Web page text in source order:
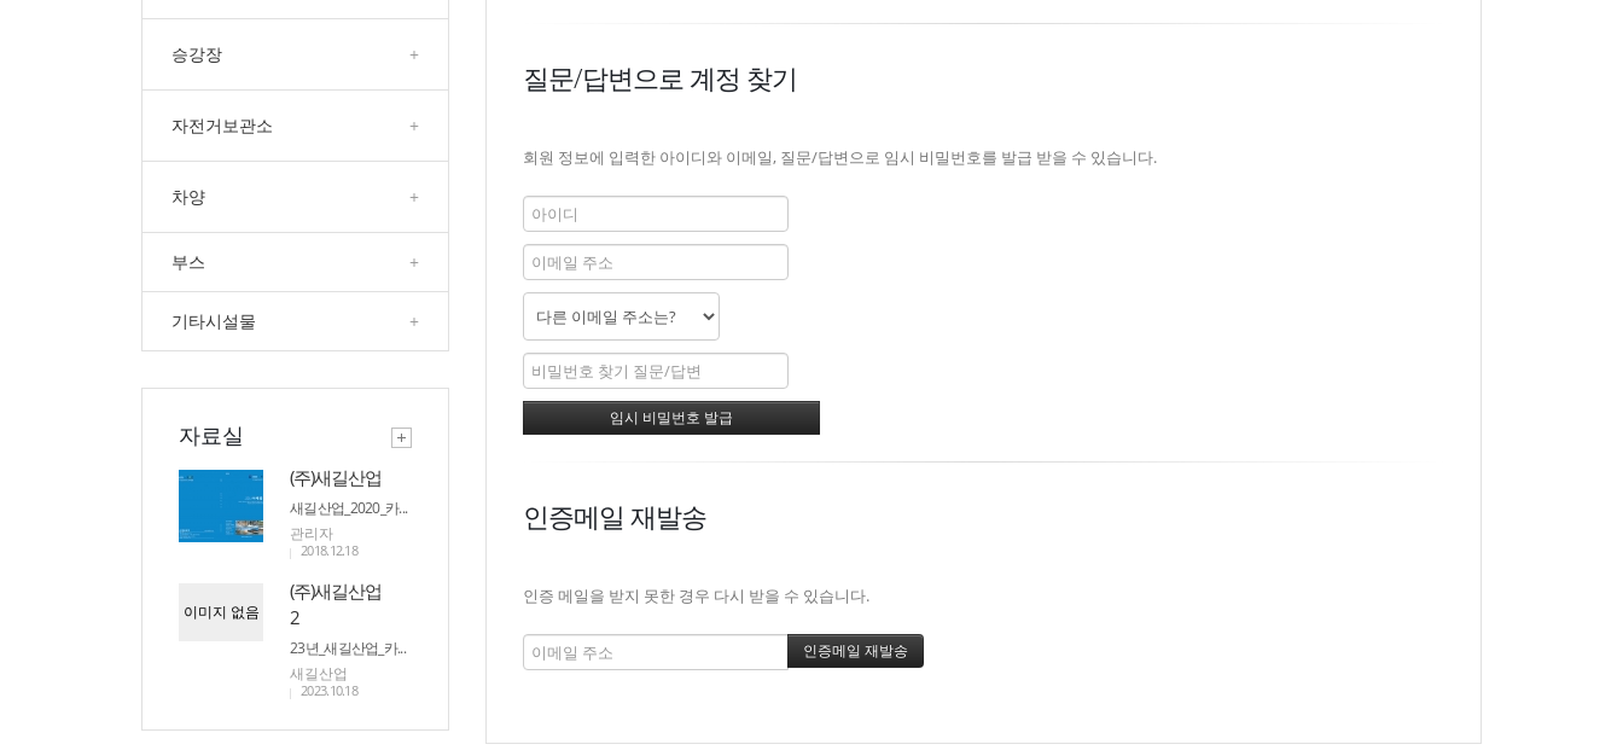
승강장 +
자전거보관소 +
차양 +
부스 +
기타시설물 +
자료실
(주)새길산업
새길산업_2020_카...
관리자
2018.12.18
이미지 없음
(주)새길산업
2
23년_새길산업_카...
새길산업
2023.10.18
질문/답변으로 계정 찾기
회원 정보에 입력한 아이디와 이메일, 질문/답변으로 임시 비밀번호를 발급 받을 수 있습니다.
인증메일 재발송
인증 메일을 받지 못한 경우 다시 받을 수 있습니다.